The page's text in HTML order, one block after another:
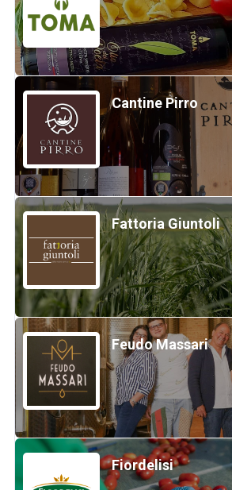
Cantine Pirro
Fattoria Giuntoli
Feudo Massari
Fiordelisi